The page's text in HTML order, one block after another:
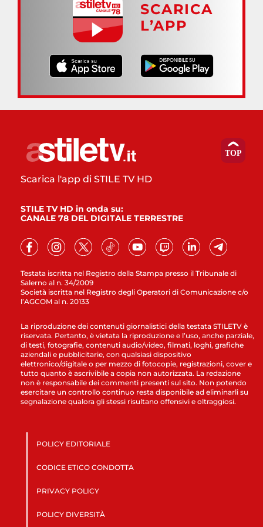
SCARICA
L’APP
Testata iscritta nel Registro della Stampa presso il Tribunale di
Salerno al n. 34/2009
Società iscritta nel Registro degli Operatori di Comunicazione c/o
l’AGCOM al n. 20133
Scarica l'app di STILE TV HD
STILE TV HD in onda su:
CANALE 78 DEL DIGITALE TERRESTRE
La riproduzione dei contenuti giornalistici della testata STILETV è
riservata. Pertanto, è vietata la riproduzione e l’uso, anche parziale,
di testi, fotografie, contenuti audio/video, filmati, loghi, grafiche
aziendali e pubblicitarie, con qualsiasi dispositivo
elettronico/digitale o per mezzo di fotocopie, registrazioni, cover e
tutto quanto è ascrivibile a copia non autorizzata. La redazione
non è responsabile dei commenti presenti sul sito. Non potendo
esercitare un controllo continuo resta disponibile ad eliminarli su
segnalazione qualora gli stessi risultano offensivi e oltraggiosi.
POLICY EDITORIALE
CODICE ETICO CONDOTTA
PRIVACY POLICY
POLICY DIVERSITÀ